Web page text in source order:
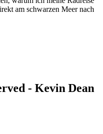
am schwarzen Meer nach
- Kevin Dean